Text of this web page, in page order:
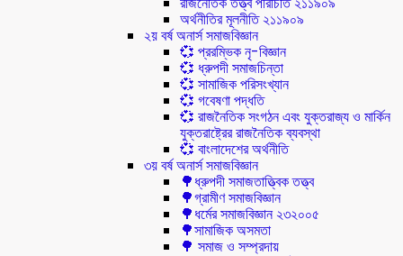
অর্থনীতির মূলনীতি ২১১৯০৯
২য় বর্ষ অনার্স সমাজবিজ্ঞান
💞 প্ররম্ভিক নৃ-বিজ্ঞান
💞 ধ্রুপদী সমাজচিন্তা
💞 সামাজিক পরিসংখ্যান
💞 গবেষণা পদ্ধতি
💞 রাজনৈতিক সংগঠন এবং যুক্তরাজ্য ও মার্কিন
যুক্তরাষ্ট্রের রাজনৈতিক ব্যবস্থা
💞 বাংলাদেশের অর্থনীতি
৩য় বর্ষ অনার্স সমাজবিজ্ঞান
🌳ধ্রুপদী সমাজতাত্ত্বিক তত্ত্ব
🌳গ্রামীণ সমাজবিজ্ঞান
🌳ধর্মের সমাজবিজ্ঞান ২৩২০০৫
🌳সামাজিক অসমতা
🌳 সমাজ ও সম্প্রদায়